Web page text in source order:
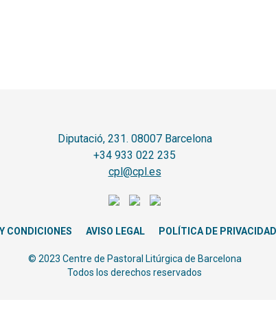
Diputació, 231. 08007 Barcelona
+34 933 022 235
cpl@cpl.es
CONDICIONES AVISO LEGAL POLÍTICA DE PRIVACIDAD
© 2023 Centre de Pastoral Litúrgica de Barcelona
Todos los derechos reservados